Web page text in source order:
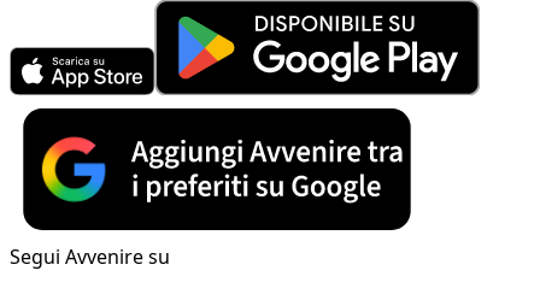
Segui Avvenire su